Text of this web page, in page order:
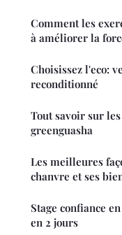
Comment les
à améliorer la
Choisissez l'eco:
reconditionné
Tout savoir sur
greenguasha
Les meilleures
chanvre et ses
Stage confiance
en 2 jours